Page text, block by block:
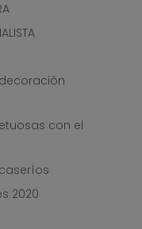
con el
2020